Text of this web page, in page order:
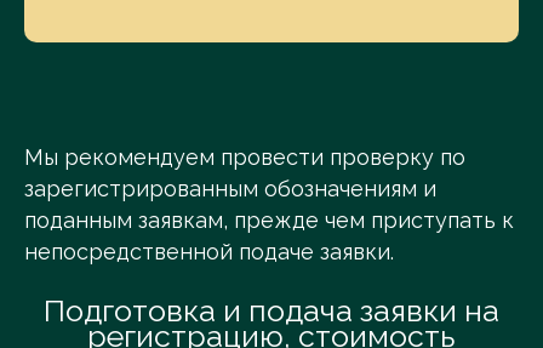
Мы рекомендуем провести проверку по
зарегистрированным обозначениям и
поданным заявкам, прежде чем приступать к
непосредственной подаче заявки.
Подготовка и подача заявки на
регистрацию, стоимость